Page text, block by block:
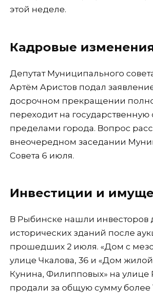
этой неделе.
Кадровые
Депутат Муниципального
Артём Аристов подал
досрочном прекращении
переходит на государственную
пределами города. Вопрос
внеочередном заседании
Совета 6 июля.
Инвестиции и
В Рыбинске нашли инвесторов
исторических зданий после
прошедших 2 июля. «Дом с
улице Чкалова, 36 и «Дом
Кунина, Филипповых» на улице
продали за общую сумму более